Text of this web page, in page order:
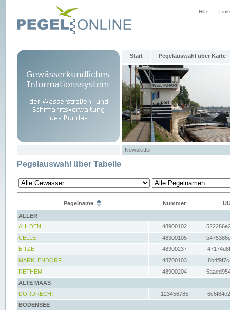
Hilfe
Start Pegelauswahl über Karte
Newsletter
Pegelauswahl über Tabelle
Pegelname Nummer
ALLER
AHLDEN
48900102
CELLE
48300105
EITZE
48900237
MARKLENDORF
48700103
RETHEM
48900204
ALTE MAAS
DORDRECHT
123456785
BODENSEE